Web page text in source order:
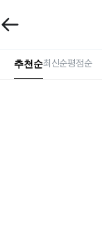
추천순최신순평점순